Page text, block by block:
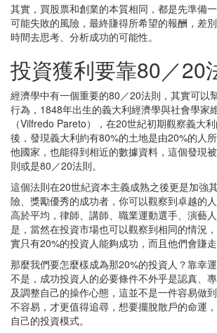
其實，買股票和創業的本質相同，都是先準備
可能失敗的風險，最終賺得所希望的報酬，差
時間去思考、分析成功的可能性。
投資獲利要靠80／20
經濟學中有一個重要的80／20法則，其實可以
行為，1848年出生的義大利經濟學與社會學家
（Vilfredo Pareto），在20世紀初期觀察義大
後，發現義大利約有80%的土地是由20%的人
他國家，也能得到相近的數據資料，這個發現
則或是80／20法則。
這個法則在20世紀資本主義成熟之後更是加強
險、獎勵優秀的成功者，你可以觀察到卓越的
高於平均，律師、講師、職業運動選手、演藝
是，當然在投資市場也可以觀察到相同的情況
實只有20%的投資人能夠成功，而且他們會賺走
那麼我們要怎麼樣成為那20%的投資人？靠幸
不是，成功投資人的必要條件不外乎是認真、
及調整自己的操作心態，這並不是一件容易做
不容易，才更值得追尋，想要擺脫散戶的命運
自己的投資模式。